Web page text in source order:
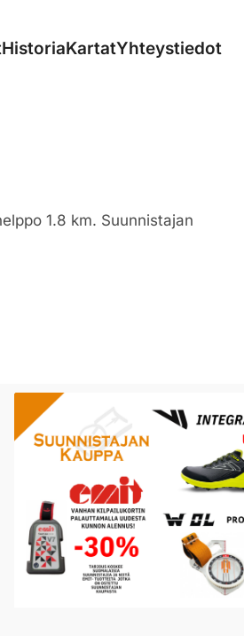
HistoriaKartatYhteystiedot
1.8 km. Suunnistajan